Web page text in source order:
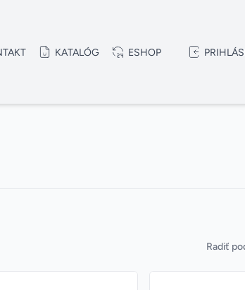
KATALÓG ESHOP
Radiť